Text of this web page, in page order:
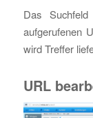
Das
aufgerufenen
wird Treffer
URL